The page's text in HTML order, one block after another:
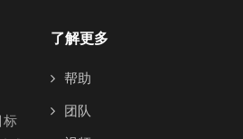
标
了解更多
帮助
团队